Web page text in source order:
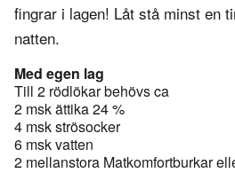
fingrar i lagen! Låt stå minst en
natten.
Med egen lag
Till 2 rödlökar behövs ca
2 msk ättika 24 %
4 msk strösocker
6 msk vatten
2 mellanstora Matkomfortburkar